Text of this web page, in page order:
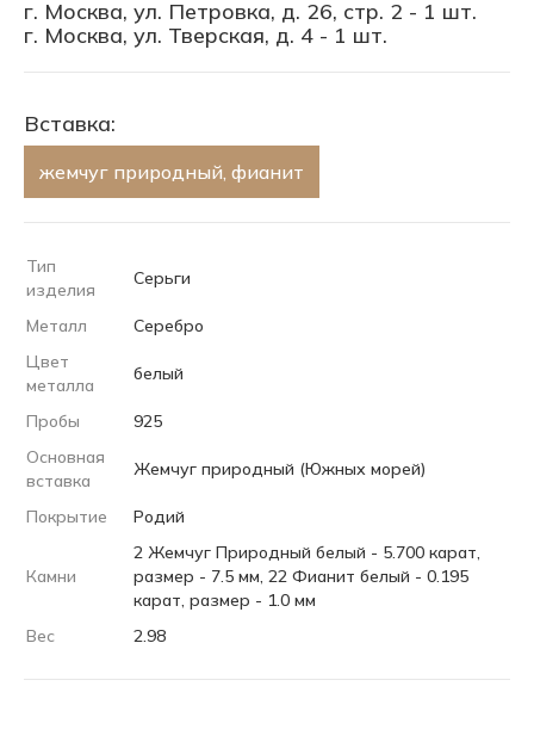
г. Москва, ул. Петровка, д. 26, стр. 2 - 1 шт.
г. Москва, ул. Тверская, д. 4 - 1 шт.
Вставка:
жемчуг природный, фианит
Тип
изделия
Серьги
Металл
Серебро
Цвет
металла
белый
Пробы
925
Основная
вставка
Жемчуг природный (Южных морей)
Покрытие Родий
Камни
2 Жемчуг Природный белый - 5.700 карат,
размер - 7.5 мм, 22 Фианит белый - 0.195
карат, размер - 1.0 мм
Вес
2.98